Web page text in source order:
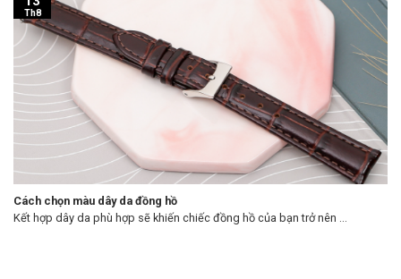
Cách chọn màu dây da đồng hồ
Kết hợp dây da phù hợp sẽ khiến chiếc đồng hồ của bạn trở nên ...
Th8